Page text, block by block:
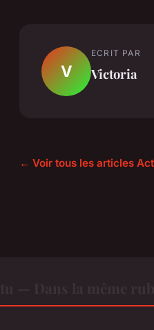
V
ECRIT PAR
Victoria
← Voir tous les articles